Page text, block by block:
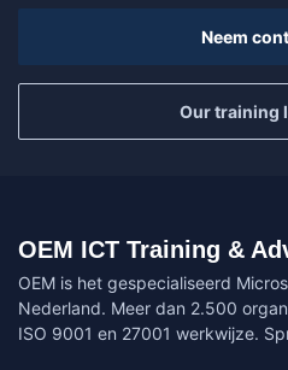
Neem
Our training
OEM ICT Training &
OEM is het gespecialiseerd
Nederland. Meer dan 2.500
ISO 9001 en 27001 werkwijze.